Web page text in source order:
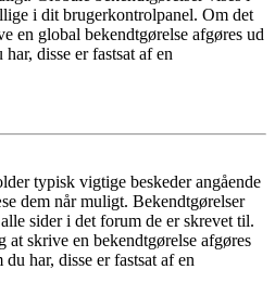
i dit brugerkontrolpanel. Om det
en global bekendtgørelse afgøres ud
disse er fastsat af en
typisk vigtige beskeder angående
dem når muligt. Bekendtgørelser
sider i det forum de er skrevet til.
skrive en bekendtgørelse afgøres
har, disse er fastsat af en